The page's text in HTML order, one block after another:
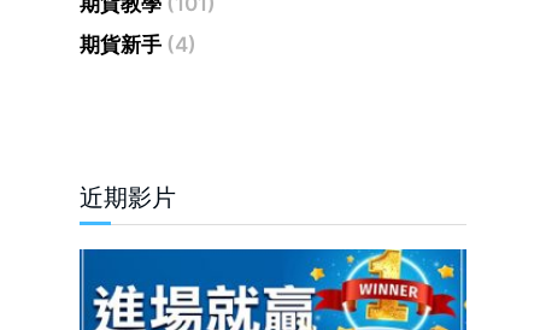
期貨新手 (4)
近期影片